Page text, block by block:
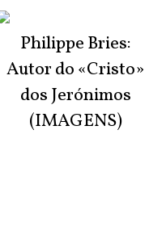
Philippe Bries:
Autor do «Cristo»
dos Jerónimos
(IMAGENS)